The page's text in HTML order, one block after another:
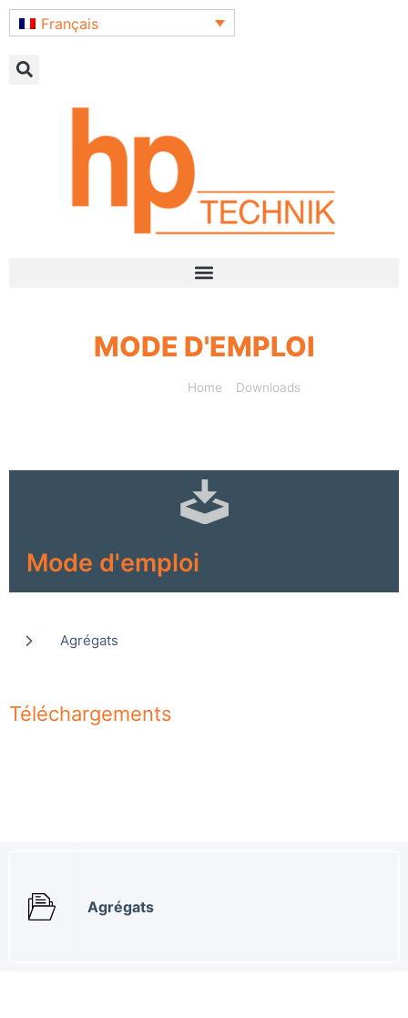
Français
MODE D'EMPLOI
Home Downloads
Mode d'emploi
Agrégats
Téléchargements
Agrégats